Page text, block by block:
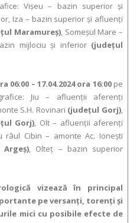
Vişeu – bazin superior şi
Iza – bazin superior şi afluenţi
Maramureş), Someşul Mare –
mijlociu şi inferior(judeţul
– 17.04.2024 ora 16:00 pe
Jiu – afluenţii aferenţi
S.H. Rovinari (judeţul Gorj),
Gorj), Olt – afluenţii aferenţi
râul Cibin – amonte Ac. Ioneşti
, Olteţ – bazin superior
vizează în principal
pe versanţi, torenţi şi
mici cu posibile efecte de